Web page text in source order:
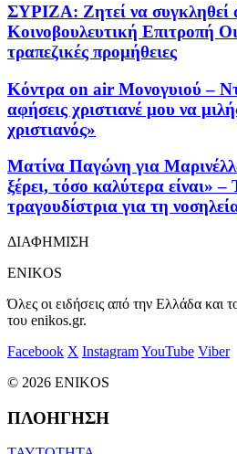
ΣΥΡΙΖΑ: Ζητεί να συγκληθεί
Κοινοβουλευτική Επιτροπή
τραπεζικές προμήθειες
Κόντρα on air Μονογυιού –
αφήσεις χριστιανέ μου να
χριστιανός»
Ματίνα Παγώνη για
ξέρει, τόσο καλύτερα είναι» –
τραγουδίστρια για τη
ΔΙΑΦΗΜΙΣΗ
ENIKOS
Όλες οι ειδήσεις από την Ελλάδα και
του enikos.gr.
Facebook X InstagramYouTube Viber
© 2026 ENIKOS
ΠΛΟΗΓΗΣΗ